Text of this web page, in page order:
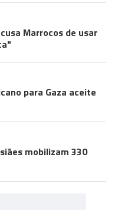
Marrocos de usar
para Gaza aceite
mobilizam 330